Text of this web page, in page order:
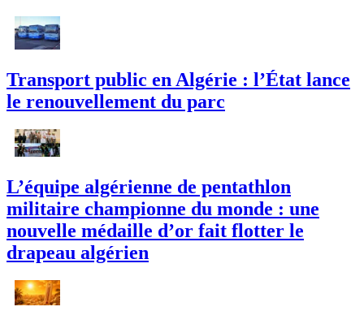
Transport public en Algérie : l’État lance
le renouvellement du parc
L’équipe algérienne de pentathlon
militaire championne du monde : une
nouvelle médaille d’or fait flotter le
drapeau algérien